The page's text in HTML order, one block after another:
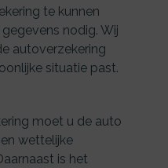
te kunnen
nodig. Wij
autoverzekering
situatie past.
moet u de auto
wettelijke
is het